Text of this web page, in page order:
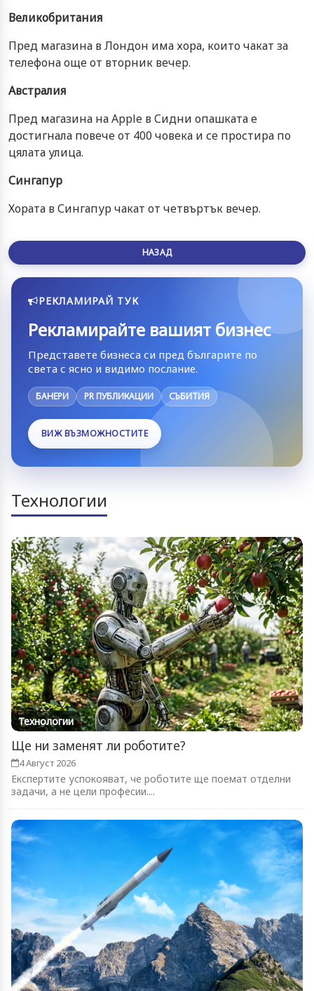
Великобритания
Пред магазина в Лондон има хора, които чакат за
телефона още от вторник вечер.
Австралия
Пред магазина на Apple в Сидни опашката е
достигнала повече от 400 човека и се простира по
цялата улица.
Сингапур
Хората в Сингапур чакат от четвъртък вечер.
НАЗАД
РЕКЛАМИРАЙ ТУК
Рекламирайте вашият бизнес
Представете бизнеса си пред българите по
света с ясно и видимо послание.
БАНЕРИ PR ПУБЛИКАЦИИ СЪБИТИЯ
ВИЖ ВЪЗМОЖНОСТИТЕ
Технологии
Технологии
Ще ни заменят ли роботите?
4 Август 2026
Експертите успокояват, че роботите ще поемат отделни
задачи, а не цели професии....